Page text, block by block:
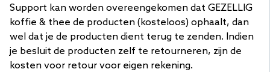
Support kan worden overeengekomen dat GEZELLIG
koffie & thee de producten (kosteloos) ophaalt, dan
wel dat je de producten dient terug te zenden. Indien
je besluit de producten zelf te retourneren, zijn de
kosten voor retour voor eigen rekening.